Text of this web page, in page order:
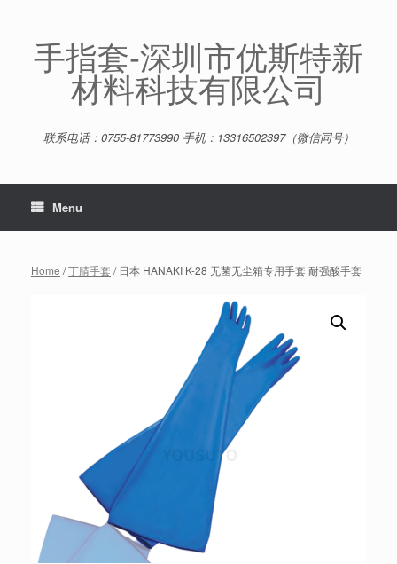
content手指套-深圳市优斯特新
材料科技有限公司
联系电话：0755-81773990 手机：13316502397（微信同号）
Menu
Home /丁腈手套 / 日本 HANAKI K-28 无菌无尘箱专用手套 耐强酸手套